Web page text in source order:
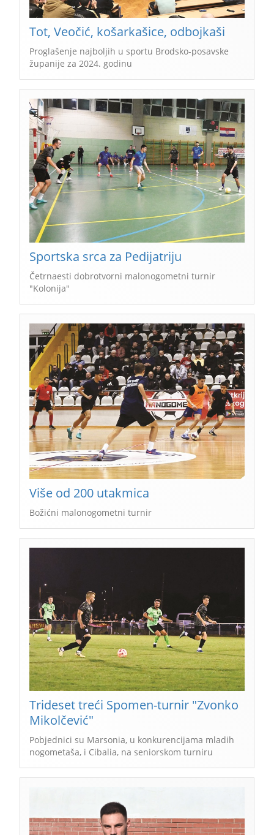
Tot, Veočić, košarkašice, odbojkaši
Proglašenje najboljih u sportu Brodsko-posavske
županije za 2024. godinu
Sportska srca za Pedijatriju
Četrnaesti dobrotvorni malonogometni turnir
"Kolonija"
Više od 200 utakmica
Božićni malonogometni turnir
Trideset treći Spomen-turnir "Zvonko
Mikolčević"
Pobjednici su Marsonia, u konkurencijama mladih
nogometaša, i Cibalia, na seniorskom turniru